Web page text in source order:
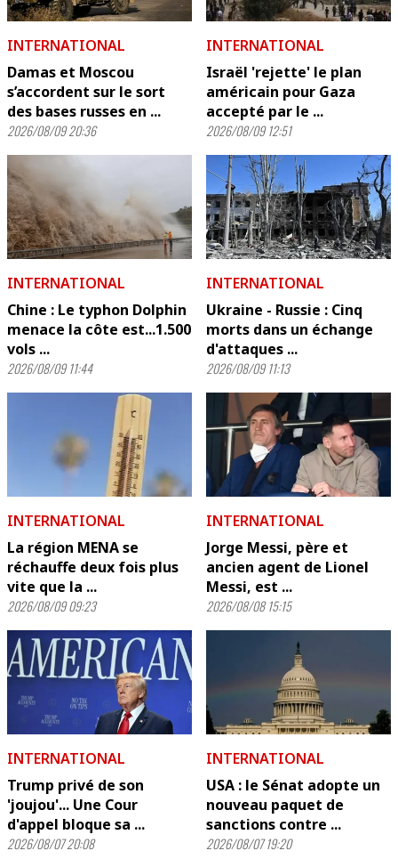
INTERNATIONAL
Damas et Moscou
s’accordent sur le sort
des bases russes en ...
2026/08/09 20:36
INTERNATIONAL
Israël 'rejette' le plan
américain pour Gaza
accepté par le ...
2026/08/09 12:51
INTERNATIONAL
Chine : Le typhon Dolphin
menace la côte est...1.500
vols ...
2026/08/09 11:44
INTERNATIONAL
Ukraine - Russie : Cinq
morts dans un échange
d'attaques ...
2026/08/09 11:13
INTERNATIONAL
La région MENA se
réchauffe deux fois plus
vite que la ...
2026/08/09 09:23
INTERNATIONAL
Jorge Messi, père et
ancien agent de Lionel
Messi, est ...
2026/08/08 15:15
INTERNATIONAL
Trump privé de son
'joujou'... Une Cour
d'appel bloque sa ...
2026/08/07 20:08
INTERNATIONAL
USA : le Sénat adopte un
nouveau paquet de
sanctions contre ...
2026/08/07 19:20